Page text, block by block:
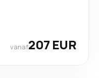
vanaf207 EUR